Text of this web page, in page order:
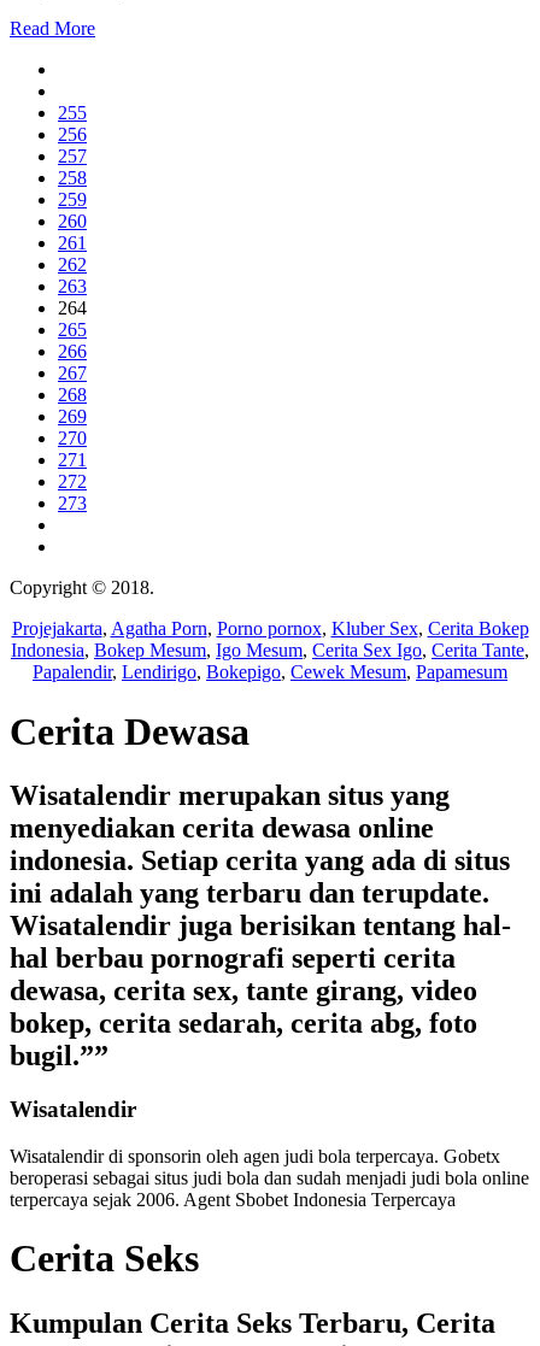
Read More
255
256
257
258
259
260
261
262
263
264
265
266
267
268
269
270
271
272
273
Copyright © 2018.
Projejakarta, Agatha Porn, Porno pornox, Kluber Sex, Cerita Bokep
Indonesia, Bokep Mesum, Igo Mesum, Cerita Sex Igo, Cerita Tante,
Papalendir, Lendirigo, Bokepigo, Cewek Mesum, Papamesum
Cerita Dewasa
Wisatalendir merupakan situs yang
menyediakan cerita dewasa online
indonesia. Setiap cerita yang ada di situs
ini adalah yang terbaru dan terupdate.
Wisatalendir juga berisikan tentang hal-
hal berbau pornografi seperti cerita
dewasa, cerita sex, tante girang, video
bokep, cerita sedarah, cerita abg, foto
bugil.””
Wisatalendir
Wisatalendir di sponsorin oleh agen judi bola terpercaya. Gobetx
beroperasi sebagai situs judi bola dan sudah menjadi judi bola online
terpercaya sejak 2006. Agent Sbobet Indonesia Terpercaya
Cerita Seks
Kumpulan Cerita Seks Terbaru, Cerita